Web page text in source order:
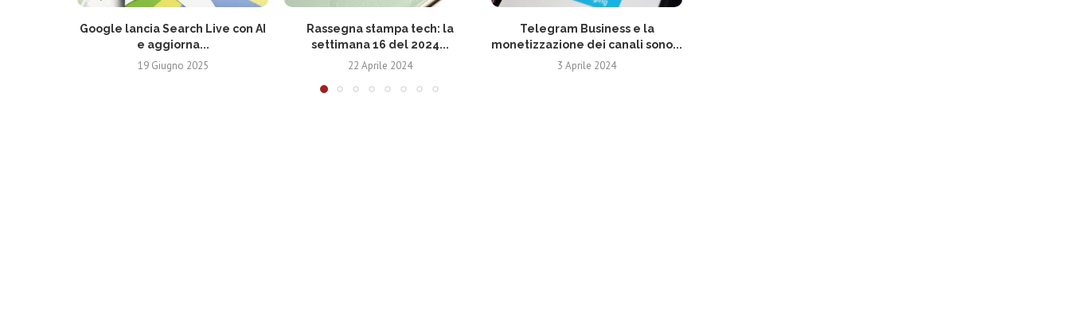
Google lancia Search Live con AI
e aggiorna...
19 Giugno 2025
Rassegna stampa tech: la
settimana 16 del 2024...
22 Aprile 2024
Telegram Business e la
monetizzazione dei canali sono...
3 Aprile 2024